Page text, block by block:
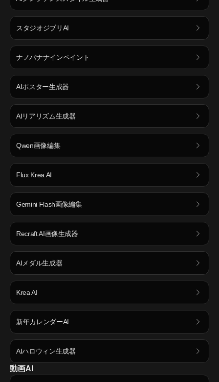
スタジオジブリAI
ナノバナナインペイント
AIポスター生成器
AIリアリズム生成器
Qwen画像編集
Flux Krea AI
Gemini Flash画像編集
Recraft AI画像生成器
AIメダル生成器
Krea AI
新年カレンダーAI
AIハロウィン生成器
動画AI